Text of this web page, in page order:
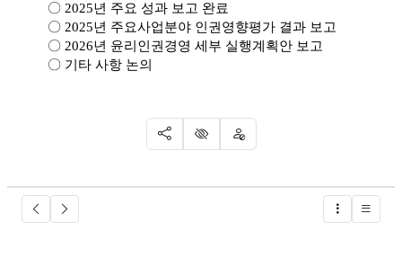
〇 2025년 주요 성과 보고 완료
〇 2025년 주요사업분야 인권영향평가 결과 보고
〇 2026년 윤리인권경영 세부 실행계획안 보고
〇 기타 사항 논의
SNS 공유
신고 차단
글버튼